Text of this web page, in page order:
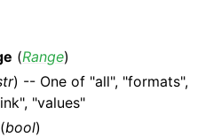
(Range)
) -- One of "all", "formats",
"values"
(bool)